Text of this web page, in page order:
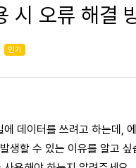
시 오류 해결
인기
데이터를 쓰려고 하는데,
생할 수 있는 이유를 알고 싶